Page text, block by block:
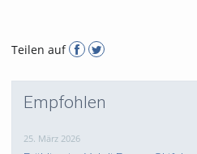
Teilen auf
Empfohlen
25. März 2026